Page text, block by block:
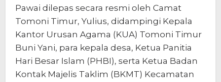
Pawai dilepas secara resmi oleh Camat
Tomoni Timur, Yulius, didampingi Kepala
Kantor Urusan Agama (KUA) Tomoni Timur
Buni Yani, para kepala desa, Ketua Panitia
Hari Besar Islam (PHBI), serta Ketua Badan
Kontak Majelis Taklim (BKMT) Kecamatan